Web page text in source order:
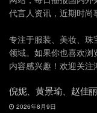
代言人资讯，近期时尚
专注于服装、美妆、珠
领域。如果你也喜欢
内容感兴趣！欢迎关注
倪妮、黄景瑜、赵佳
2026年8月9日